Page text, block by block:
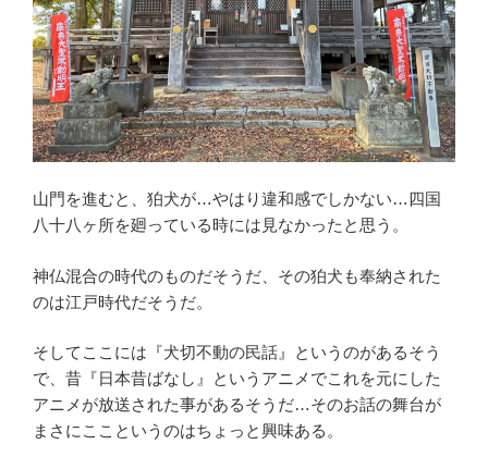
山門を進むと、狛犬が…やはり違和感でしかない…四国
八十八ヶ所を廻っている時には見なかったと思う。
神仏混合の時代のものだそうだ、その狛犬も奉納された
のは江戸時代だそうだ。
そしてここには『犬切不動の民話』というのがあるそう
で、昔『日本昔ばなし』というアニメでこれを元にした
アニメが放送された事があるそうだ…そのお話の舞台が
まさにここというのはちょっと興味ある。